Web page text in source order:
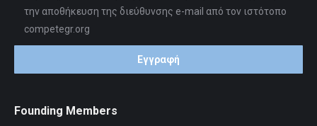
την αποθήκευση της διεύθυνσης e-mail από τον ιστότοπο
competegr.org
Founding Members